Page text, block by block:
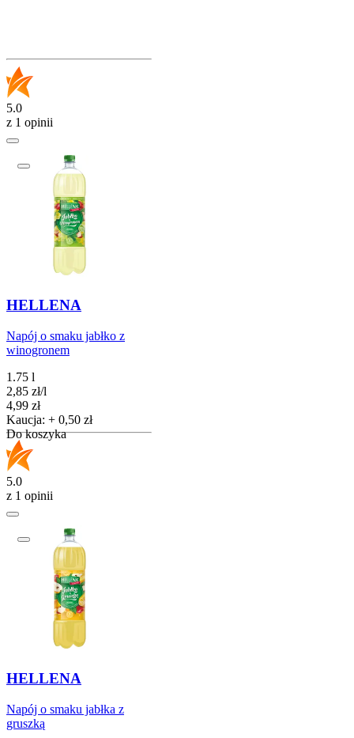
5.0
z 1 opinii
HELLENA
Napój o smaku jabłko z
winogronem
1.75 l
2,85 zł/l
Cena
4,99 zł
Kaucja: + 0,50 zł
Do koszyka
5.0
z 1 opinii
HELLENA
Napój o smaku jabłka z
gruszką